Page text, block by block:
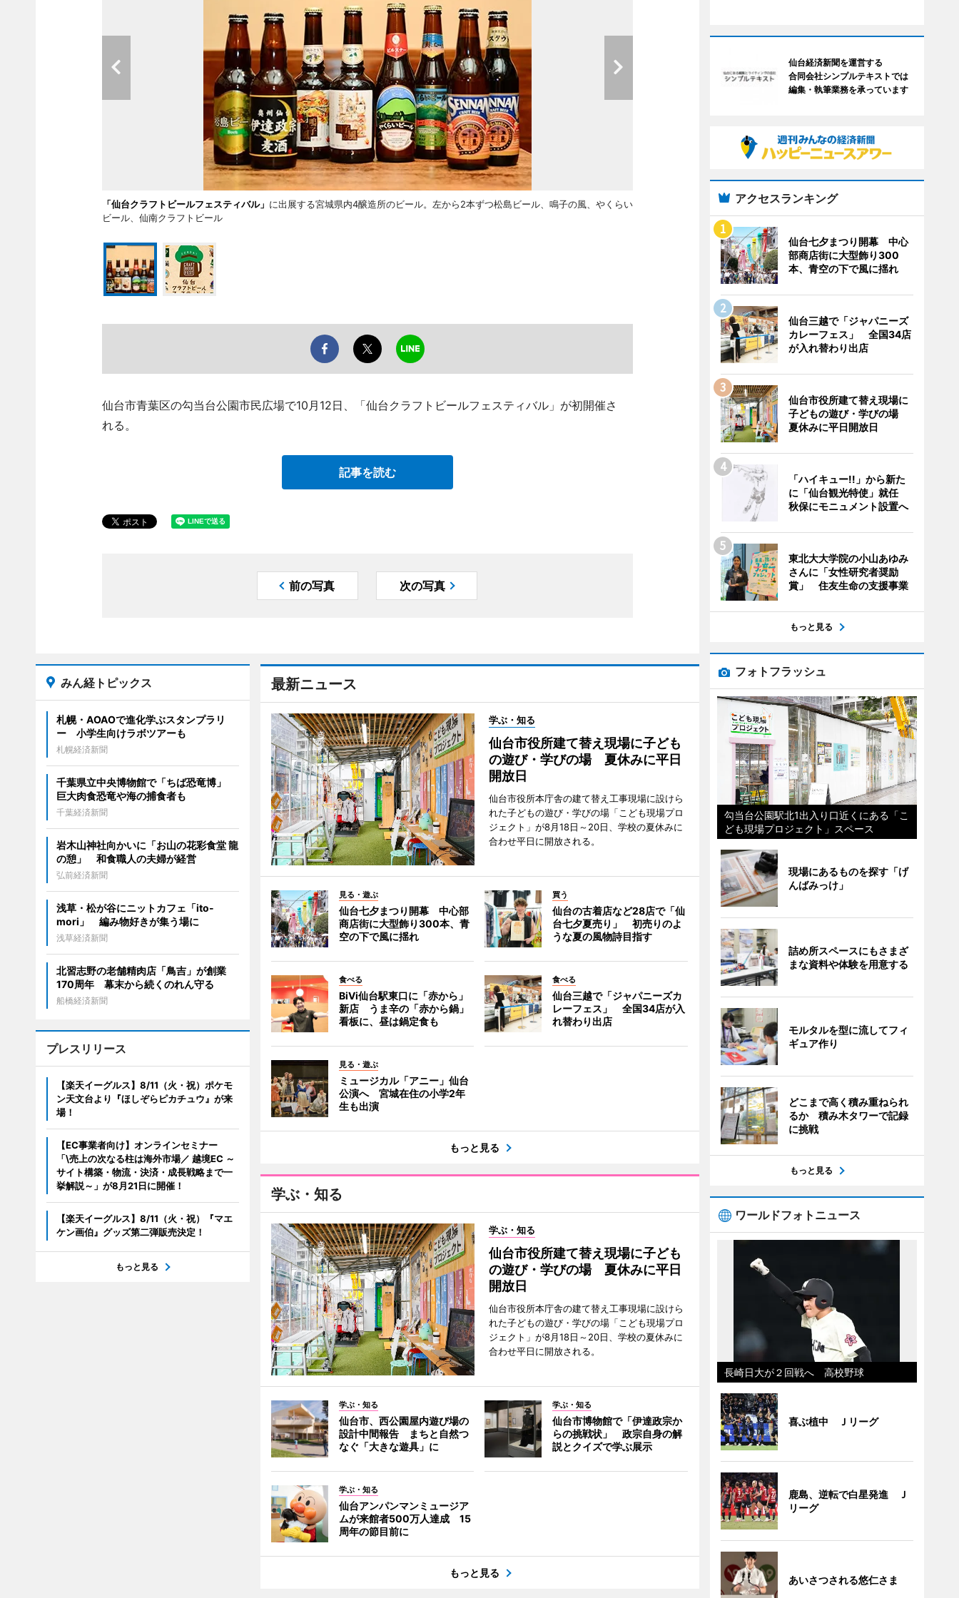
「仙台クラフトビールフェスティバル」 に出展する宮城県内4醸造所のビール。左から2本ずつ松島ビール、鳴子の風、やくらい
ビール、仙南クラフトビール
仙台市青葉区の勾当台公園市民広場で10月12日、「仙台クラフトビールフェスティバル」が初開催さ
れる。
記事を読む
前の写真 次の写真
最新ニュース
学ぶ・知る
仙台市役所建て替え現場に子ども
の遊び・学びの場 夏休みに平日
開放日
仙台市役所本庁舎の建て替え工事現場に設けら
れた子どもの遊び・学びの場「こども現場プロ
ジェクト」が8月18日～20日、学校の夏休みに
合わせ平日に開放される。
見る・遊ぶ
仙台七夕まつり開幕 中心部
商店街に大型飾り300本、青
空の下で風に揺れ
買う
仙台の古着店など28店で「仙
台七夕夏売り」 初売りのよ
うな夏の風物詩目指す
食べる
BiVi仙台駅東口に「赤から」
新店 うま辛の「赤から鍋」
看板に、昼は鍋定食も
食べる
仙台三越で「ジャパニーズカ
レーフェス」 全国34店が入
れ替わり出店
見る・遊ぶ
ミュージカル「アニー」仙台
公演へ 宮城在住の小学2年
生も出演
もっと見る
学ぶ・知る
学ぶ・知る
仙台市役所建て替え現場に子ども
の遊び・学びの場 夏休みに平日
開放日
仙台市役所本庁舎の建て替え工事現場に設けら
れた子どもの遊び・学びの場「こども現場プロ
ジェクト」が8月18日～20日、学校の夏休みに
合わせ平日に開放される。
学ぶ・知る
仙台市、西公園屋内遊び場の
設計中間報告 まちと自然つ
なぐ「大きな遊具」に
学ぶ・知る
仙台市博物館で「伊達政宗か
らの挑戦状」 政宗自身の解
説とクイズで学ぶ展示
学ぶ・知る
仙台アンパンマンミュージア
ムが来館者500万人達成 15
周年の節目前に
もっと見る
みん経トピックス
札幌・AOAOで進化学ぶスタンプラリ
ー 小学生向けラボツアーも
札幌経済新聞
千葉県立中央博物館で「ちば恐竜博」
巨大肉食恐竜や海の捕食者も
千葉経済新聞
岩木山神社向かいに「お山の花彩食堂 龍
の憩」 和食職人の夫婦が経営
弘前経済新聞
浅草・松が谷にニットカフェ「ito-
mori」 編み物好きが集う場に
浅草経済新聞
北習志野の老舗精肉店「鳥吉」が創業
170周年 幕末から続くのれん守る
船橋経済新聞
プレスリリース
【楽天イーグルス】8/11（火・祝）ポケモ
ン天文台より『ほしぞらピカチュウ』が来
場！
【EC事業者向け】オンラインセミナー
「\売上の次なる柱は海外市場／ 越境EC ～
サイト構築・物流・決済・成長戦略まで一
挙解説～」が8月21日に開催！
【楽天イーグルス】8/11（火・祝）『マエ
ケン画伯』グッズ第二弾販売決定！
もっと見る
仙台経済新聞を運営する
合同会社シンプルテキストでは
編集・執筆業務を承っています
アクセスランキング
仙台七夕まつり開幕 中心
部商店街に大型飾り300
本、青空の下で風に揺れ
仙台三越で「ジャパニーズ
カレーフェス」 全国34店
が入れ替わり出店
仙台市役所建て替え現場に
子どもの遊び・学びの場
夏休みに平日開放日
「ハイキュー!!」から新た
に「仙台観光特使」就任
秋保にモニュメント設置へ
東北大大学院の小山あゆみ
さんに「女性研究者奨励
賞」 住友生命の支援事業
もっと見る
フォトフラッシュ
勾当台公園駅北1出入り口近くにある「こ
ども現場プロジェクト」スペース
現場にあるものを探す「げ
んばみっけ」
詰め所スペースにもさまざ
まな資料や体験を用意する
モルタルを型に流してフィ
ギュア作り
どこまで高く積み重ねられ
るか 積み木タワーで記録
に挑戦
もっと見る
ワールドフォトニュース
長崎日大が２回戦へ 高校野球
喜ぶ植中 Ｊリーグ
鹿島、逆転で白星発進 Ｊ
リーグ
あいさつされる悠仁さま